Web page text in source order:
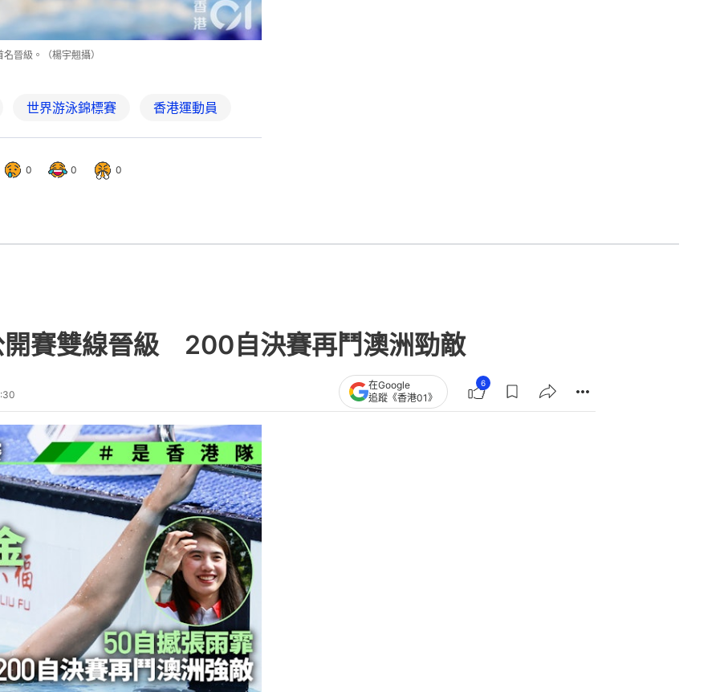
晉級。（楊宇翹攝）
世界游泳錦標賽 香港運動員
0 0 0
開賽雙線晉級 200自決賽再鬥澳洲勁敵
在Google
追蹤《香港01》
6